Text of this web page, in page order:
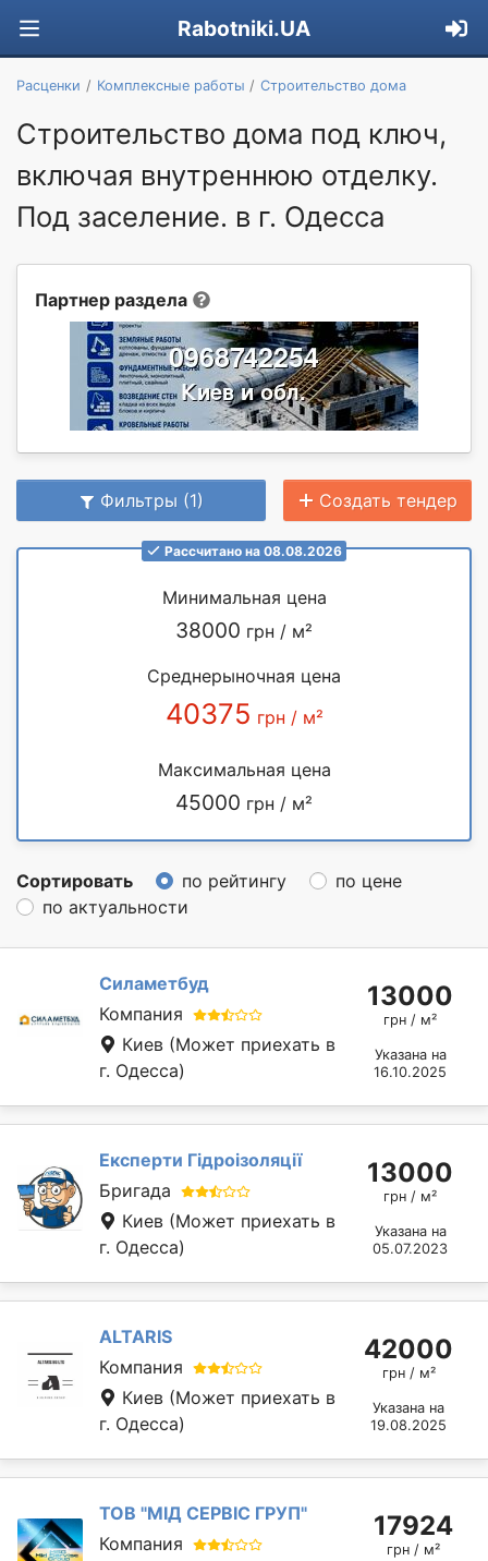
Rabotniki.UA
Расценки Комплексные работы Строительство дома
Строительство дома под ключ,
включая внутреннюю отделку.
Под заселение. в г. Одесса
Партнер раздела
Фильтры (1) Создать тендер
Рассчитано на 08.08.2026
Минимальная цена
38000 грн / м²
Среднерыночная цена
40375 грн / м²
Максимальная цена
45000 грн / м²
Сортировать по рейтингу
по цене
по актуальности
Силаметбуд
Компания
Киев (Может приехать в
г. Одесса)
13000
грн / м²
Указана на
16.10.2025
Експерти Гідроізоляції
Бригада
Киев (Может приехать в
г. Одесса)
13000
грн / м²
Указана на
05.07.2023
ALTARIS
Компания
Киев (Может приехать в
г. Одесса)
42000
грн / м²
Указана на
19.08.2025
ТОВ "МІД СЕРВІС ГРУП"
Компания
17924
грн / м²